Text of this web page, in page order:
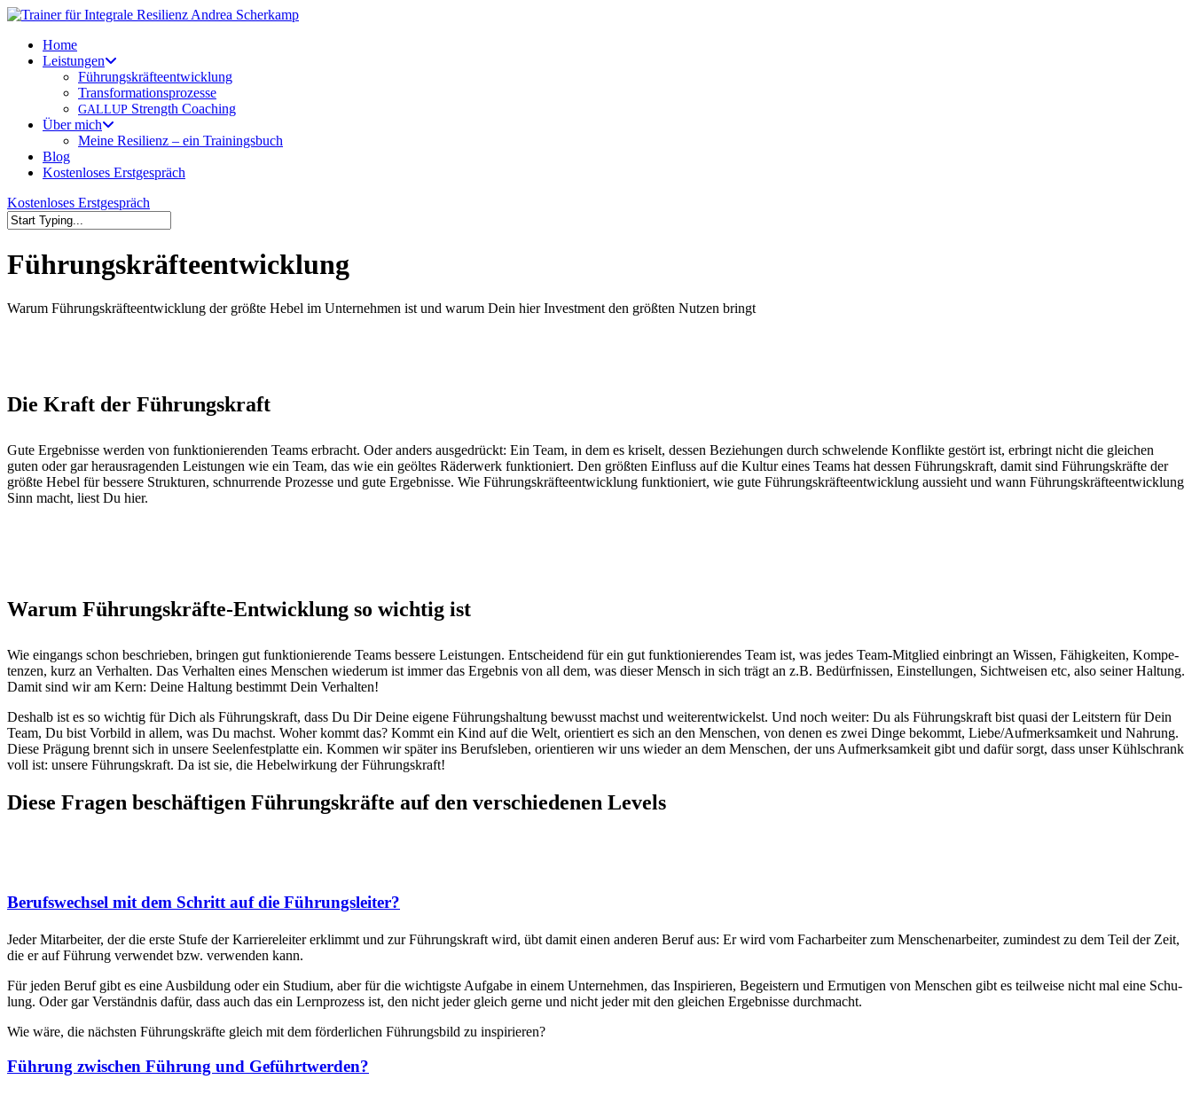
Skip
main
content
Menu
Home
Leistungen
Führungskräfteentwicklung
Transformationsprozesse
GALLUP Strength Coaching
Über mich
Meine Resilienz – ein Trainingsbuch
Blog
Kostenloses Erstgespräch
Kostenloses Erstgespräch
Search
Führungskräfteentwicklung
Warum Führungskräf­teen­twick­lung der größte Hebel im Unternehmen ist und warum Dein hier Invest­ment den größten Nutzen bringt
Die Kraft der Führungskraft
Gute Ergeb­nisse wer­den von funk­tion­ieren­den Teams erbracht. Oder anders aus­ge­drückt: Ein Team, in dem es kriselt, dessen Beziehun­gen durch schwe­lende Kon­flik­te gestört ist, erbringt nicht die gle­ichen
guten oder gar her­aus­ra­gen­den Leis­tun­gen wie ein Team, das wie ein geöltes Räder­w­erk funk­tion­iert. Den größten Ein­fluss auf die Kul­tur eines Teams hat dessen Führungskraft, damit sind Führungskräfte der
größte Hebel für bessere Struk­turen, schnur­rende Prozesse und gute Ergeb­nisse. Wie Führungskräf­teen­twick­lung funk­tion­iert, wie gute Führungskräf­teen­twick­lung aussieht und wann Führungskräf­teen­twick­lung
Sinn macht, liest Du hier.
Warum Führungskräfte-Entwicklung so wichtig ist
Wie ein­gangs schon beschrieben, brin­gen gut funk­tion­ierende Teams bessere Leis­tun­gen. Entschei­dend für ein gut funk­tion­ieren­des Team ist, was jedes Team-Mit­glied ein­bringt an Wis­sen, Fähigkeit­en, Kom­pe­
ten­zen, kurz an Ver­hal­ten. Das Ver­hal­ten eines Men­schen wiederum ist immer das Ergeb­nis von all dem, was dieser Men­sch in sich trägt an z.B. Bedürfnis­sen, Ein­stel­lun­gen, Sichtweisen etc, also sein­er Hal­tung.
Damit sind wir am Kern: Deine Hal­tung bes­timmt Dein Verhalten!
Deshalb ist es so wichtig für Dich als Führungskraft, dass Du Dir Deine eigene Führung­shal­tung bewusst machst und weit­er­en­twick­elst. Und noch weit­er: Du als Führungskraft bist qua­si der Leit­stern für Dein
Team, Du bist Vor­bild in allem, was Du machst. Woher kommt das? Kommt ein Kind auf die Welt, ori­en­tiert es sich an den Men­schen, von denen es zwei Dinge bekommt, Liebe/Aufmerksamkeit und Nahrung.
Diese Prä­gung bren­nt sich in unsere See­len­fest­plat­te ein. Kom­men wir später ins Beruf­sleben, ori­en­tieren wir uns wieder an dem Men­schen, der uns Aufmerk­samkeit gibt und dafür sorgt, dass unser Kühlschrank
voll ist: unsere Führungskraft. Da ist sie, die Hebel­wirkung der Führungskraft!
Diese Fragen beschäftigen Führungskräfte auf den verschiedenen Levels
Berufswechsel mit dem Schritt auf die Führungsleiter?
Jed­er Mitar­beit­er, der die erste Stufe der Kar­ri­ereleit­er erk­limmt und zur Führungskraft wird, übt damit einen anderen Beruf aus: Er wird vom Fachar­beit­er zum Men­schenar­beit­er, zumin­d­est zu dem Teil der Zeit,
die er auf Führung ver­wen­det bzw. ver­wen­den kann.
Für jeden Beruf gibt es eine Aus­bil­dung oder ein Studi­um, aber für die wichtig­ste Auf­gabe in einem Unternehmen, das Inspiri­eren, Begeis­tern und Ermuti­gen von Men­schen gibt es teil­weise nicht mal eine Schu­
lung. Oder gar Ver­ständ­nis dafür, dass auch das ein Lern­prozess ist, den nicht jed­er gle­ich gerne und nicht jed­er mit den gle­ichen Ergeb­nisse durchmacht.
Wie wäre, die näch­sten Führungskräfte gle­ich mit dem förder­lichen Führungs­bild zu inspirieren?
Führung zwischen Führung und Geführtwerden?